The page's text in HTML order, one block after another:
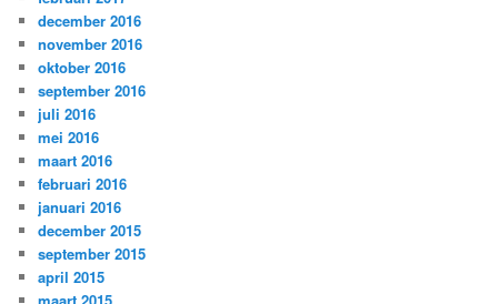
december 2016
november 2016
oktober 2016
september 2016
juli 2016
mei 2016
maart 2016
februari 2016
januari 2016
december 2015
september 2015
april 2015